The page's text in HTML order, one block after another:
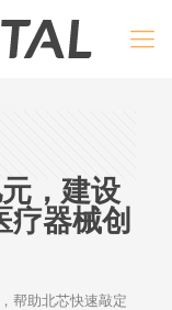
，建设
疗器械创
帮助北芯快速敲定